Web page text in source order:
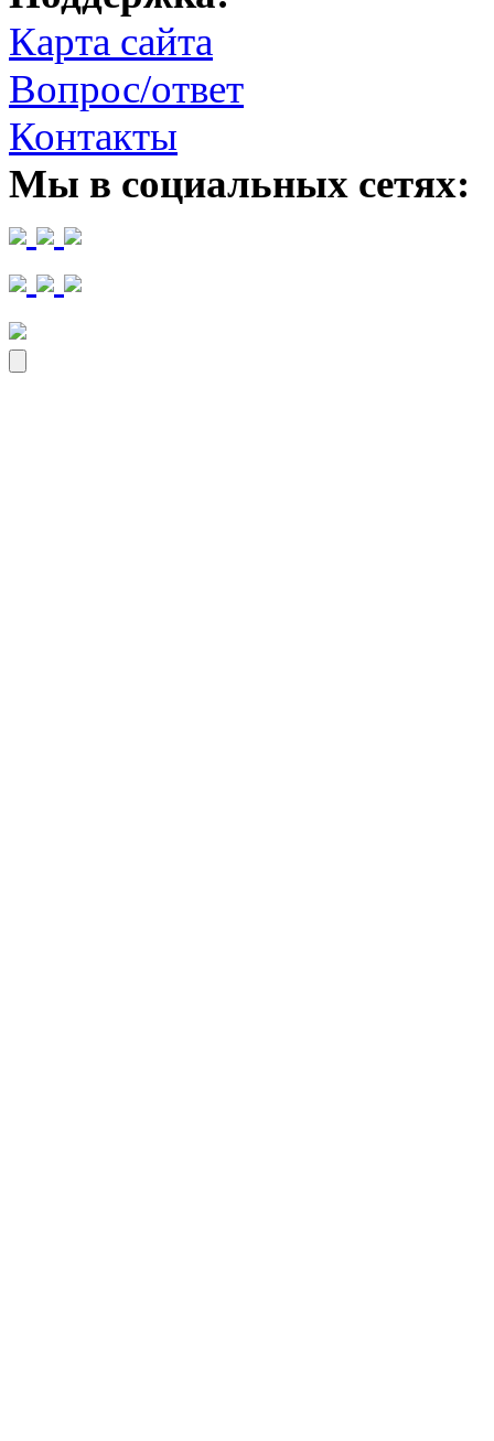
Карта сайта
Вопрос/ответ
Контакты
Мы в социальных сетях: